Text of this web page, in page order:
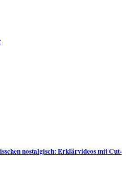
nostalgisch: Erklärvideos mit Cut-